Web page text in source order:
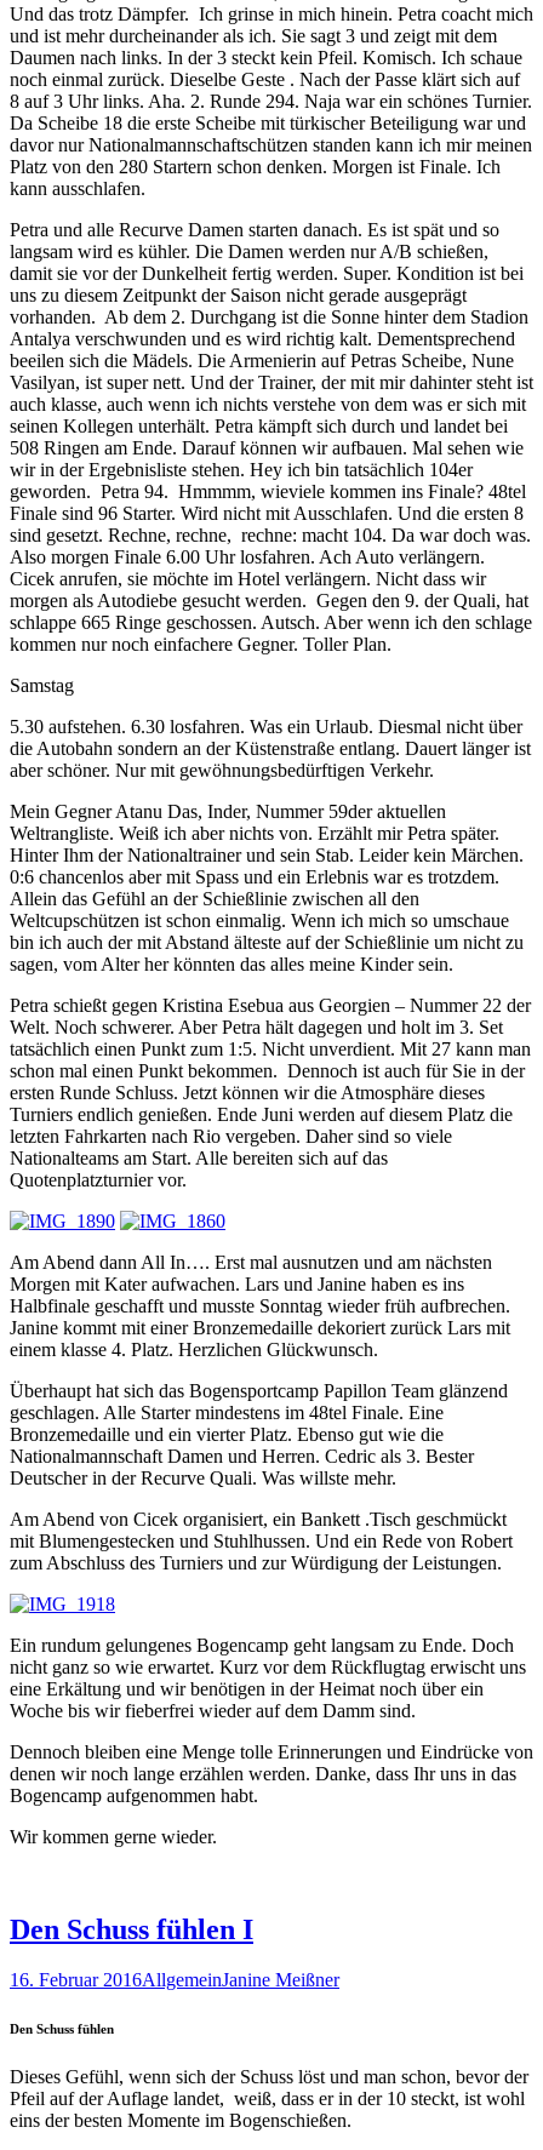
Und das trotz Dämpfer. Ich grinse in mich hinein. Petra coacht mich
und ist mehr durcheinander als ich. Sie sagt 3 und zeigt mit dem
Daumen nach links. In der 3 steckt kein Pfeil. Komisch. Ich schaue
noch einmal zurück. Dieselbe Geste . Nach der Passe klärt sich auf
8 auf 3 Uhr links. Aha. 2. Runde 294. Naja war ein schönes Turnier.
Da Scheibe 18 die erste Scheibe mit türkischer Beteiligung war und
davor nur Nationalmannschaftschützen standen kann ich mir meinen
Platz von den 280 Startern schon denken. Morgen ist Finale. Ich
kann ausschlafen.
Petra und alle Recurve Damen starten danach. Es ist spät und so
langsam wird es kühler. Die Damen werden nur A/B schießen,
damit sie vor der Dunkelheit fertig werden. Super. Kondition ist bei
uns zu diesem Zeitpunkt der Saison nicht gerade ausgeprägt
vorhanden. Ab dem 2. Durchgang ist die Sonne hinter dem Stadion
Antalya verschwunden und es wird richtig kalt. Dementsprechend
beeilen sich die Mädels. Die Armenierin auf Petras Scheibe, Nune
Vasilyan, ist super nett. Und der Trainer, der mit mir dahinter steht ist
auch klasse, auch wenn ich nichts verstehe von dem was er sich mit
seinen Kollegen unterhält. Petra kämpft sich durch und landet bei
508 Ringen am Ende. Darauf können wir aufbauen. Mal sehen wie
wir in der Ergebnisliste stehen. Hey ich bin tatsächlich 104er
geworden. Petra 94. Hmmmm, wieviele kommen ins Finale? 48tel
Finale sind 96 Starter. Wird nicht mit Ausschlafen. Und die ersten 8
sind gesetzt. Rechne, rechne, rechne: macht 104. Da war doch was.
Also morgen Finale 6.00 Uhr losfahren. Ach Auto verlängern.
Cicek anrufen, sie möchte im Hotel verlängern. Nicht dass wir
morgen als Autodiebe gesucht werden. Gegen den 9. der Quali, hat
schlappe 665 Ringe geschossen. Autsch. Aber wenn ich den schlage
kommen nur noch einfachere Gegner. Toller Plan.
Samstag
5.30 aufstehen. 6.30 losfahren. Was ein Urlaub. Diesmal nicht über
die Autobahn sondern an der Küstenstraße entlang. Dauert länger ist
aber schöner. Nur mit gewöhnungsbedürftigen Verkehr.
Mein Gegner Atanu Das, Inder, Nummer 59der aktuellen
Weltrangliste. Weiß ich aber nichts von. Erzählt mir Petra später.
Hinter Ihm der Nationaltrainer und sein Stab. Leider kein Märchen.
0:6 chancenlos aber mit Spass und ein Erlebnis war es trotzdem.
Allein das Gefühl an der Schießlinie zwischen all den
Weltcupschützen ist schon einmalig. Wenn ich mich so umschaue
bin ich auch der mit Abstand älteste auf der Schießlinie um nicht zu
sagen, vom Alter her könnten das alles meine Kinder sein.
Petra schießt gegen Kristina Esebua aus Georgien – Nummer 22 der
Welt. Noch schwerer. Aber Petra hält dagegen und holt im 3. Set
tatsächlich einen Punkt zum 1:5. Nicht unverdient. Mit 27 kann man
schon mal einen Punkt bekommen. Dennoch ist auch für Sie in der
ersten Runde Schluss. Jetzt können wir die Atmosphäre dieses
Turniers endlich genießen. Ende Juni werden auf diesem Platz die
letzten Fahrkarten nach Rio vergeben. Daher sind so viele
Nationalteams am Start. Alle bereiten sich auf das
Quotenplatzturnier vor.
Am Abend dann All In…. Erst mal ausnutzen und am nächsten
Morgen mit Kater aufwachen. Lars und Janine haben es ins
Halbfinale geschafft und musste Sonntag wieder früh aufbrechen.
Janine kommt mit einer Bronzemedaille dekoriert zurück Lars mit
einem klasse 4. Platz. Herzlichen Glückwunsch.
Überhaupt hat sich das Bogensportcamp Papillon Team glänzend
geschlagen. Alle Starter mindestens im 48tel Finale. Eine
Bronzemedaille und ein vierter Platz. Ebenso gut wie die
Nationalmannschaft Damen und Herren. Cedric als 3. Bester
Deutscher in der Recurve Quali. Was willste mehr.
Am Abend von Cicek organisiert, ein Bankett .Tisch geschmückt
mit Blumengestecken und Stuhlhussen. Und ein Rede von Robert
zum Abschluss des Turniers und zur Würdigung der Leistungen.
Ein rundum gelungenes Bogencamp geht langsam zu Ende. Doch
nicht ganz so wie erwartet. Kurz vor dem Rückflugtag erwischt uns
eine Erkältung und wir benötigen in der Heimat noch über ein
Woche bis wir fieberfrei wieder auf dem Damm sind.
Dennoch bleiben eine Menge tolle Erinnerungen und Eindrücke von
denen wir noch lange erzählen werden. Danke, dass Ihr uns in das
Bogencamp aufgenommen habt.
Wir kommen gerne wieder.
Den Schuss fühlen I
16. Februar 2016AllgemeinJanine Meißner
Den Schuss fühlen
Dieses Gefühl, wenn sich der Schuss löst und man schon, bevor der
Pfeil auf der Auflage landet, weiß, dass er in der 10 steckt, ist wohl
eins der besten Momente im Bogenschießen.